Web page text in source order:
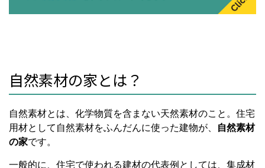
自然素材の家とは？
自然素材とは、化学物質を含まない天然素材のこと。住宅
用材として自然素材をふんだんに使った建物が、
自然素材
の家です。
一般的に、住宅で使われる建材の代表例としては、集成材